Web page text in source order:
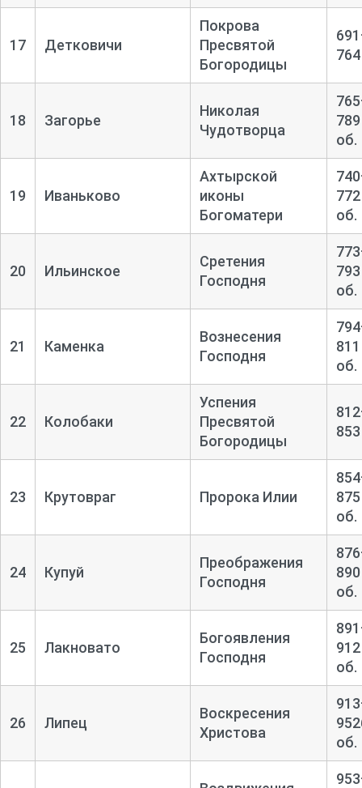
17 Детковичи
Покрова
Пресвятой
Богородицы
764
18 Загорье
Николая
Чудотворца
789
об.
19 Иваньково
Ахтырской
иконы
Богоматери
772
об.
20 Ильинское
Сретения
Господня
793
об.
21 Каменка
Вознесения
Господня
811
об.
22 Колобаки
Успения
Пресвятой
Богородицы
853
23 Крутовраг Пророка Илии
875
об.
24 Купуй
Преображения
Господня
890
об.
25 Лакновато
Богоявления
Господня
912
об.
26 Липец
Воскресения
Христова
об.